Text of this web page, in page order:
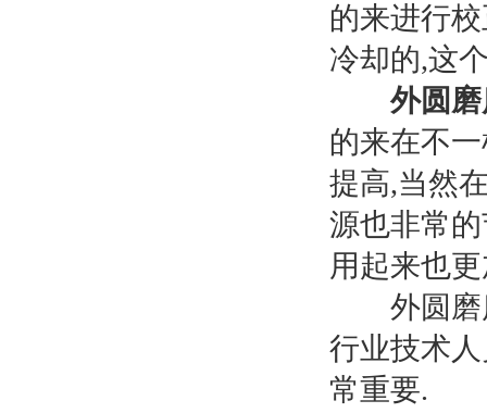
的来进行
冷却的,这
外圆
的来在不
提高,当然
源也非常
用起来也
外圆磨床
行业技术
常重要.